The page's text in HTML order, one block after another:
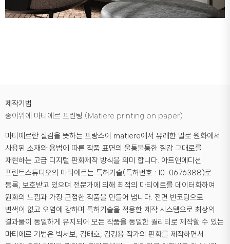
제작기법
종이위에 마티에르 프린팅 (Matiere printing on paper)
마티에르란 질감을 뜻하는 프랑스어 matiere에서 유래한 말로 원화에서
사용된 소재와 용법에 따른 작품 표면의 울퉁불퉁한 질감 그대로를
재현하는 고급 디지털 판화제작 방식을 의미 합니다. 아트앤에디션
프린트스튜디오의 마티에르는 특허기술(특허번호 : 10-0676388)로
등록, 보호받고 있으며 전문가에 의해 최적의 마티에르를 데이터화하여
원화의 느낌과 가장 근접한 작품을 만들어 냅니다. 전면 반코팅으로
변색이 없고 오염에 강하며 특허기술을 적용한 제작 시스템으로 최상의
결과물이 동일하게 유지되어 모든 작품을 동일한 퀄리티로 제작할 수 있는
마티에르 기법은 박서보, 김태호, 김강용 작가의 판화를 제작하면서